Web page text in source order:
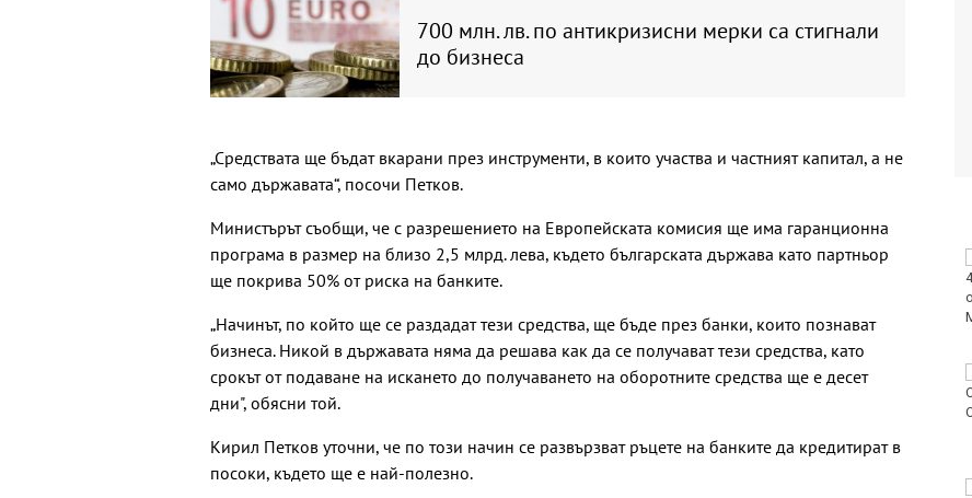
700 млн. лв. по антикризисни мерки са стигнали
до бизнеса
„Средствата ще бъдат вкарани през инструменти, в които участва и частният капитал, а не
само държавата“, посочи Петков.
Министърът съобщи, че с разрешението на Европейската комисия ще има гаранционна
програма в размер на близо 2,5 млрд. лева, където българската държава като партньор
ще покрива 50% от риска на банките.
„Начинът, по който ще се раздадат тези средства, ще бъде през банки, които познават
бизнеса. Никой в държавата няма да решава как да се получават тези средства, като
срокът от подаване на искането до получаването на оборотните средства ще е десет
дни", обясни той.
Кирил Петков уточни, че по този начин се развързват ръцете на банките да кредитират в
посоки, където ще е най-полезно.
Интерактивна карта
България е трета в ЕС
Евростат